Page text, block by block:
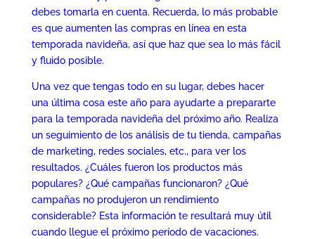
debes tomarla en cuenta. Recuerda, lo más probable
es que aumenten las compras en línea en esta
temporada navideña, así que haz que sea lo más fácil
y fluido posible.
Una vez que tengas todo en su lugar, debes hacer
una última cosa este año para ayudarte a prepararte
para la temporada navideña del próximo año. Realiza
un seguimiento de los análisis de tu tienda, campañas
de marketing, redes sociales, etc., para ver los
resultados. ¿Cuáles fueron los productos más
populares? ¿Qué campañas funcionaron? ¿Qué
campañas no produjeron un rendimiento
considerable? Esta información te resultará muy útil
cuando llegue el próximo período de vacaciones.